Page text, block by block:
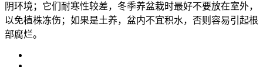
阴环境；它们耐寒性较差，冬季养盆栽时最好不要放在室外，
以免植株冻伤；如果是土养，盆内不宜积水，否则容易引起根
部腐烂。